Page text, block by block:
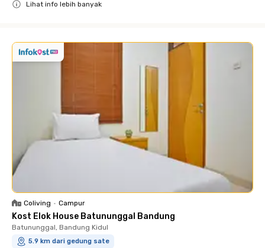
Lihat info lebih banyak
Coliving • Campur
Kost Elok House Batununggal Bandung
Batununggal, Bandung Kidul
5.9 km dari gedung sate